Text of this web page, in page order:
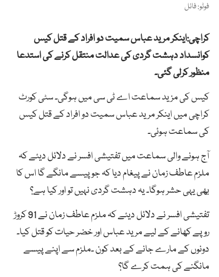
فوٹو: فائل
کراچی:اینکر مرید عباس سمیت دو افراد کے قتل کیس
کوانسداد دہشت گردی کی عدالت منتقل کرنے کی استدعا
منظور کرلی گئی۔
کیس کی مزید سماعت اے ٹی سی میں ہوگی۔ سٹی کورٹ
کراچی میں اینکر مرید عباس سمیت دو افراد کے قتل کیس
کی سماعت ہوئی۔
آج ہونے والی سماعت میں تفتیشی افسر نے دلائل دیئے کہ
ملزم عاطف زمان نے پیغام دیا کہ جو پیسے مانگے گا اس کا
بھی یہی حشر ہوگا۔ یہ دہشت گردی نہیں تو اور کیا ہے؟
تفتیشی افسر نے دلائل دیئے کہ ملزم عاطف زمان نے 91 کروڑ
روپے کھانے کے لیے مرید عباس اور خضر حیات کو قتل کیا۔
دونوں کے مارے جانے کے بعد کون ۔ملزم سے اپنے پیسے
مانگنے کی ہمت کرے گا؟